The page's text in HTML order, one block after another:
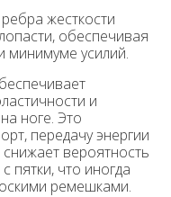
жесткости
обеспечивая
минимуме усилий.
и
ноге. Это
передачу энергии
вероятность
пятки, что иногда
ремешками.